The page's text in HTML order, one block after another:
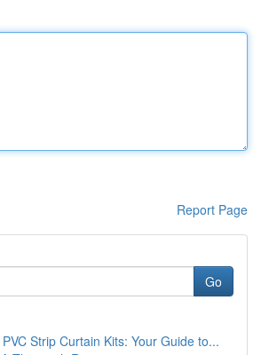
Report Page
Go
Strip Curtain Kits: Your Guide to...